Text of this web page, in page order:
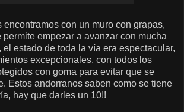
encontramos con un muro con grapas,
permite empezar a avanzar con mucha
estado de toda la vía era espectacular,
excepcionales, con todos los
con goma para evitar que se
Estos andorranos saben como se tiene
hay que darles un 10!!